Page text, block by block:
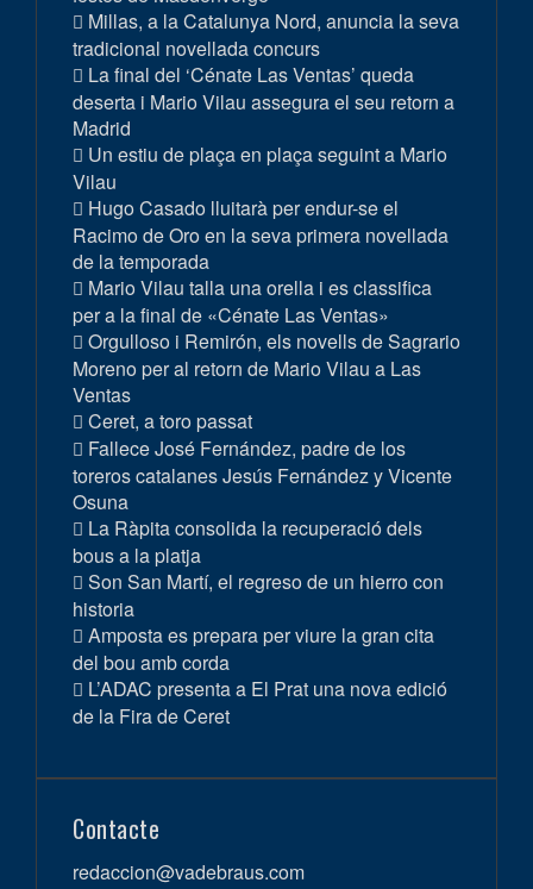
Millas, a la Catalunya Nord, anuncia la seva
tradicional novellada concurs
La final del ‘Cénate Las Ventas’ queda
deserta i Mario Vilau assegura el seu retorn a
Madrid
Un estiu de plaça en plaça seguint a Mario
Vilau
Hugo Casado lluitarà per endur-se el
Racimo de Oro en la seva primera novellada
de la temporada
Mario Vilau talla una orella i es classifica
per a la final de «Cénate Las Ventas»
Orgulloso i Remirón, els novells de Sagrario
Moreno per al retorn de Mario Vilau a Las
Ventas
Ceret, a toro passat
Fallece José Fernández, padre de los
toreros catalanes Jesús Fernández y Vicente
Osuna
La Ràpita consolida la recuperació dels
bous a la platja
Son San Martí, el regreso de un hierro con
historia
Amposta es prepara per viure la gran cita
del bou amb corda
L’ADAC presenta a El Prat una nova edició
de la Fira de Ceret
Contacte
redaccion@vadebraus.com